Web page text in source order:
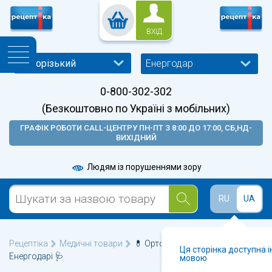
ВХІД
Енергодар
0-800-302-302
(Безкоштовно по Україні з мобільних)
ГРАФІК РОБОТИ CALL-ЦЕНТРУ ПН-ПТ З 8:00 ДО 17:00, СБ,НД-
ВИХІДНИЙ
Людям із порушеннями зору
RU UA
Ця сторінка доступна
мовою
Рецептіка Медичні товари
💊 Ортопедичні вироби у
Енергодарі 🩺